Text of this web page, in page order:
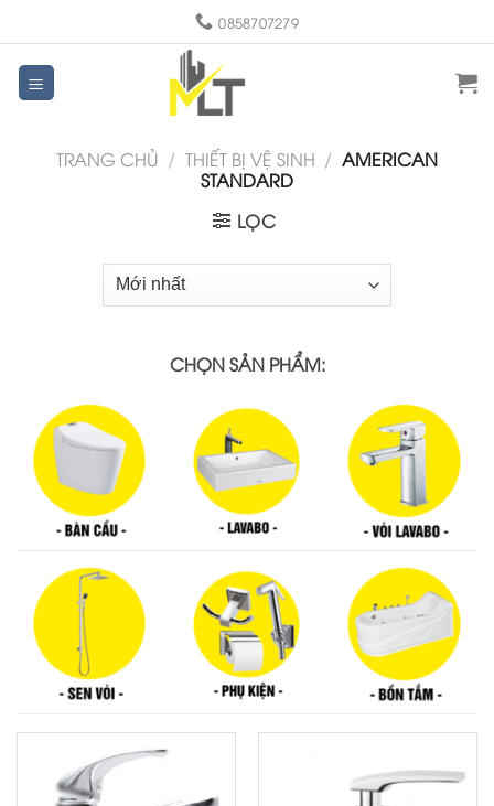
to
content
0858707279
TRANG CHỦ / THIẾT BỊ VỆ SINH / AMERICAN
STANDARD
LỌC
CHỌN SẢN PHẨM: